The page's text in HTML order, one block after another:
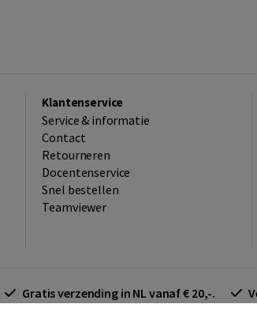
Klantenservice
Service & informatie
Contact
Retourneren
Docentenservice
Snel bestellen
Teamviewer
Gratis verzending in NL vanaf € 20,-.